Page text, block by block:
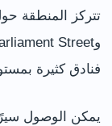
فنادق كثيرة